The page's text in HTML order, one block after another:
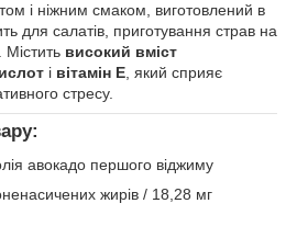
і ніжним смаком, виготовлений в
для салатів, приготування страв на
Містить високий вміст
і вітамін E, який сприяє
стресу.
авокадо першого віджиму
жирів / 18,28 мг